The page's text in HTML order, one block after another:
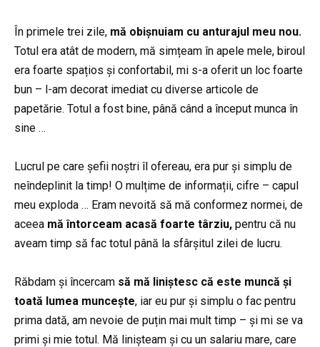
În primele trei zile, mă obișnuiam cu anturajul meu nou.
Totul era atât de modern, mă simțeam în apele mele, biroul
era foarte spațios și confortabil, mi s-a oferit un loc foarte
bun – l-am decorat imediat cu diverse articole de
papetărie. Totul a fost bine, până când a început munca în
sine …
Lucrul pe care șefii noștri îl ofereau, era pur și simplu de
neîndeplinit la timp! O mulțime de informații, cifre – capul
meu exploda … Eram nevoită să mă conformez normei, de
aceea mă întorceam acasă foarte târziu, pentru că nu
aveam timp să fac totul până la sfârșitul zilei de lucru.
Răbdam și încercam să mă liniștesc că este muncă și
toată lumea muncește, iar eu pur și simplu o fac pentru
prima dată, am nevoie de puțin mai mult timp – și mi se va
primi și mie totul. Mă linișteam și cu un salariu mare, care